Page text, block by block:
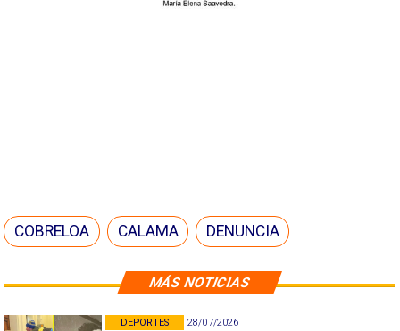
MÁS NOTICIAS
28/07/2026
DEPORTES
COBRELOA CALAMA DENUNCIA